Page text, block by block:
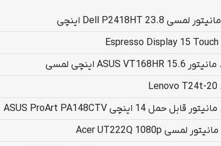
مانیتور لمسی Dell P2418HT 23.8 اینچی
Espresso Display 15 Touch
مانیتور ASUS VT168HR 15.6 اینچی لمسی
Lenovo T24t-20
مانیتور قابل حمل 14 اینچی ASUS ProArt PA148CTV
مانیتور لمسی Acer UT222Q 1080p